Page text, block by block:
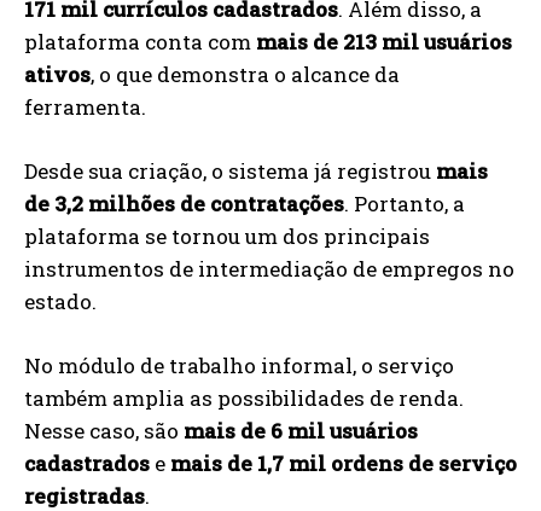
171 mil currículos cadastrados. Além disso, a
plataforma conta com mais de 213 mil usuários
ativos, o que demonstra o alcance da
ferramenta.
Desde sua criação, o sistema já registrou mais
de 3,2 milhões de contratações. Portanto, a
plataforma se tornou um dos principais
instrumentos de intermediação de empregos no
estado.
No módulo de trabalho informal, o serviço
também amplia as possibilidades de renda.
Nesse caso, são mais de 6 mil usuários
cadastrados e mais de 1,7 mil ordens de serviço
registradas.